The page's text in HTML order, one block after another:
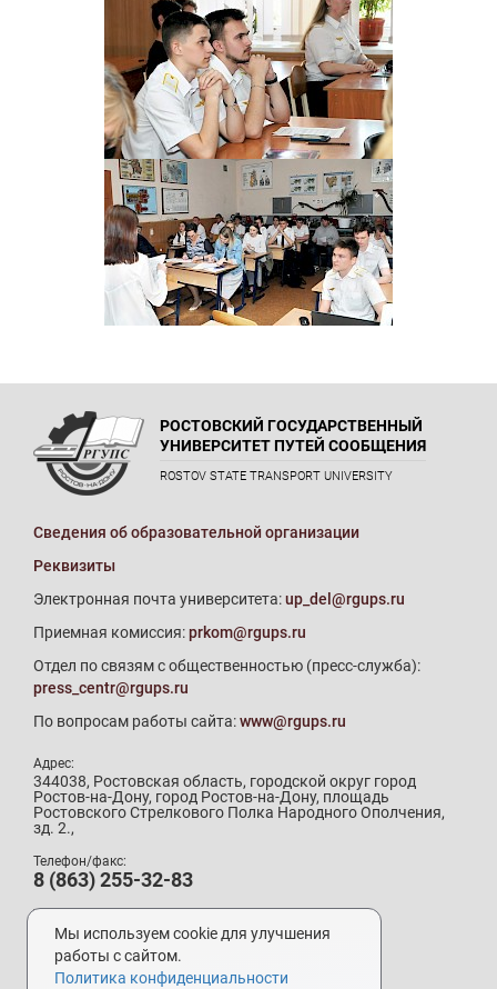
РОСТОВСКИЙ ГОСУДАРСТВЕННЫЙ
УНИВЕРСИТЕТ ПУТЕЙ СООБЩЕНИЯ
ROSTOV STATE TRANSPORT UNIVERSITY
Сведения об образовательной организации
Реквизиты
Электронная почта университета:up_del@rgups.ru
Приемная комиссия:prkom@rgups.ru
Отдел по связям с общественностью (пресс-служба):
press_centr@rgups.ru
По вопросам работы сайта:www@rgups.ru
Адрес:
344038, Ростовская область, городской округ город
Ростов-на-Дону, город Ростов-на-Дону, площадь
Ростовского Стрелкового Полка Народного Ополчения,
зд. 2.,
Телефон/факс:
8 (863) 255-32-83
Телефон приемной комиссии:
8 (800) 707-19-29
8 (863) 272-64-88
Мы используем cookie для улучшения
работы с сайтом.
Политика конфиденциальности